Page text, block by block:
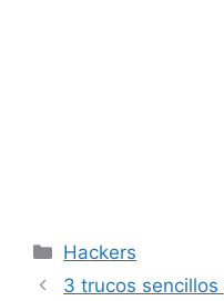
Categorías
Hackers
3 trucos